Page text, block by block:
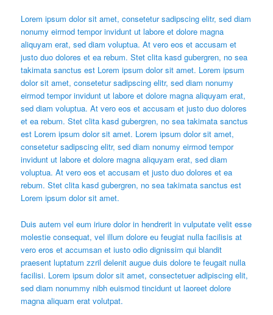
Lorem ipsum dolor sit amet, consetetur sadipscing elitr, sed diam
nonumy eirmod tempor invidunt ut labore et dolore magna
aliquyam erat, sed diam voluptua. At vero eos et accusam et
justo duo dolores et ea rebum. Stet clita kasd gubergren, no sea
takimata sanctus est Lorem ipsum dolor sit amet. Lorem ipsum
dolor sit amet, consetetur sadipscing elitr, sed diam nonumy
eirmod tempor invidunt ut labore et dolore magna aliquyam erat,
sed diam voluptua. At vero eos et accusam et justo duo dolores
et ea rebum. Stet clita kasd gubergren, no sea takimata sanctus
est Lorem ipsum dolor sit amet. Lorem ipsum dolor sit amet,
consetetur sadipscing elitr, sed diam nonumy eirmod tempor
invidunt ut labore et dolore magna aliquyam erat, sed diam
voluptua. At vero eos et accusam et justo duo dolores et ea
rebum. Stet clita kasd gubergren, no sea takimata sanctus est
Lorem ipsum dolor sit amet.
Duis autem vel eum iriure dolor in hendrerit in vulputate velit esse
molestie consequat, vel illum dolore eu feugiat nulla facilisis at
vero eros et accumsan et iusto odio dignissim qui blandit
praesent luptatum zzril delenit augue duis dolore te feugait nulla
facilisi. Lorem ipsum dolor sit amet, consectetuer adipiscing elit,
sed diam nonummy nibh euismod tincidunt ut laoreet dolore
magna aliquam erat volutpat.